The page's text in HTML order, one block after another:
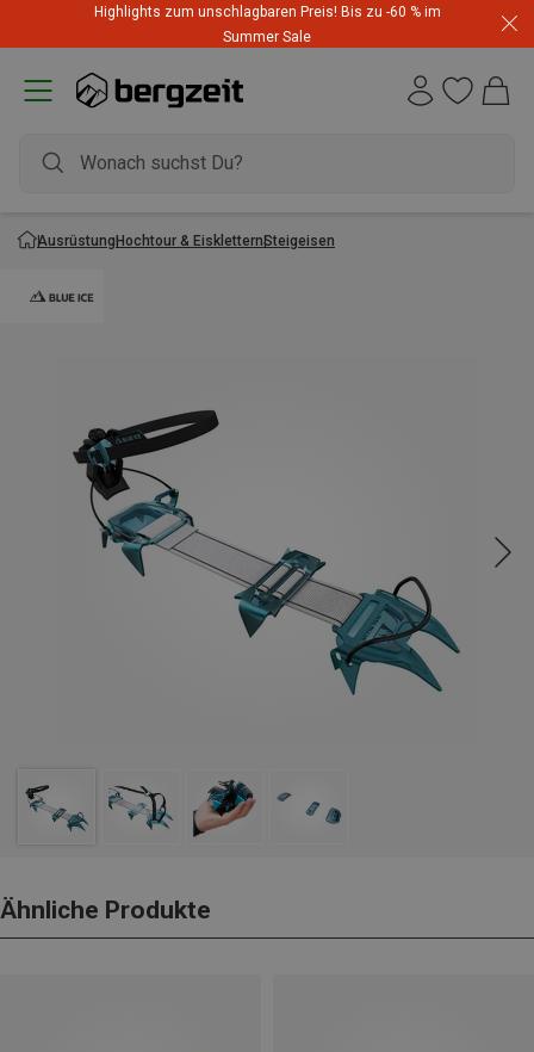
Highlights zum unschlagbaren Preis! Bis zu -60 % im
Summer Sale
AusrüstungHochtour & EiskletternSteigeisen
Ähnliche Produkte